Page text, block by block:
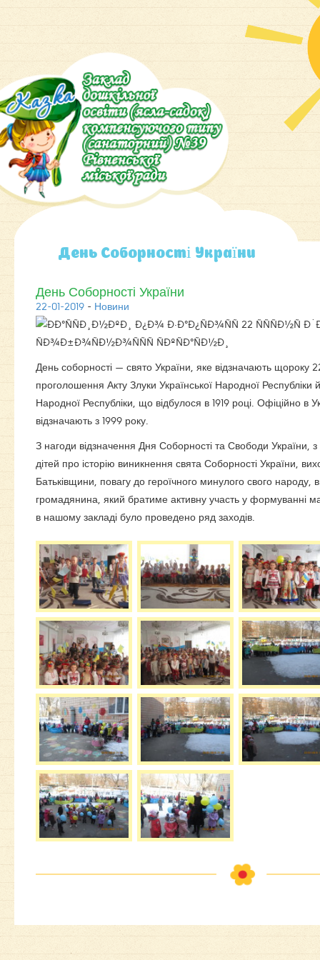
День Соборності України
День Соборності України
22-01-2019 - Новини
День соборності — свято України, яке відзначають щороку
проголошення Акту Злуки Української Народної Республіки й
Народної Республіки, що відбулося в 1919 році. Офіційно в
відзначають з 1999 року.
З нагоди відзначення Дня Соборності та Свободи України,
дітей про історію виникнення свята Соборності України,
Батьківщини, повагу до героїчного минулого свого народу,
громадянина, який братиме активну участь у формуванні
в нашому закладі було проведено ряд заходів.